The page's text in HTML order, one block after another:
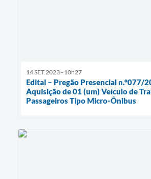
14 SET 2023 - 10h27
Edital – Pregão Presencial n.°077/
Aquisição de 01 (um) Veículo de
Passageiros Tipo Micro-Ônibus